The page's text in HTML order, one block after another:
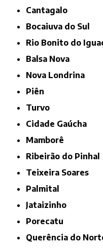
Cantagalo
Bocaiuva do Sul
Rio Bonito do
Balsa Nova
Nova Londrina
Piên
Turvo
Cidade Gaúcha
Mamborê
Ribeirão do Pinhal
Teixeira Soares
Palmital
Jataizinho
Porecatu
Querência do